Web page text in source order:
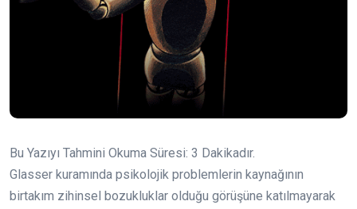
Bu Yazıyı Tahmini Okuma Süresi: 3 Dakikadır.
Glasser kuramında psikolojik problemlerin kaynağının
birtakım zihinsel bozukluklar olduğu görüşüne katılmayarak